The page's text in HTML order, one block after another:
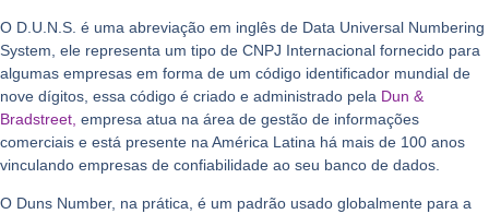
O D.U.N.S. é uma abreviação em inglês de Data Universal Numbering
System, ele representa um tipo de CNPJ Internacional fornecido para
algumas empresas em forma de um código identificador mundial de
nove dígitos, essa código é criado e administrado pela Dun &
Bradstreet, empresa atua na área de gestão de informações
comerciais e está presente na América Latina há mais de 100 anos
vinculando empresas de confiabilidade ao seu banco de dados.
O Duns Number, na prática, é um padrão usado globalmente para a